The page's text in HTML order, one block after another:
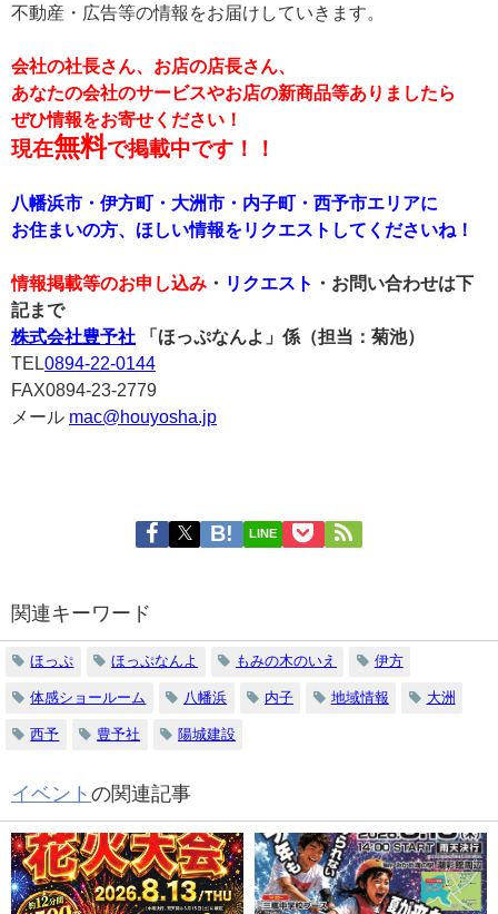
不動産・広告等の情報をお届けしていきます。
会社の社長さん、お店の店長さん、
あなたの会社のサービスやお店の新商品等ありましたら
ぜひ情報をお寄せください！
現在無料で掲載中です！！
八幡浜市・伊方町・大洲市・内子町・西予市エリアに
お住まいの方、ほしい情報をリクエストしてくださいね！
情報掲載等のお申し込み ・ リクエスト
・お問い合わせは下
記まで
株式会社豊予社 「ほっぷなんよ」係（担当：菊池）
TEL 0894-22-0144
FAX0894-23-2779
メール mac@houyosha.jp
LINE
関連キーワード
ほっぷ ほっぷなんよ もみの木のいえ 伊方
体感ショールーム 八幡浜 内子 地域情報 大洲
西予 豊予社 陽城建設
イベント の関連記事